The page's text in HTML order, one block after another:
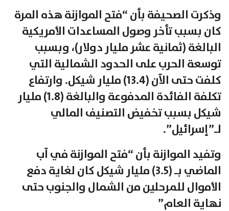
وذكرت الصحيفة بأن “فتح الموازنة هذه المرة
كان بسبب تأخر وصول المساعدات الأمريكية
البالغة (ثمانية عشر مليار دولار)، وبسبب
توسعة الحرب على الحدود الشمالية التي
كلفت حتى الآن (13.4) مليار شيكل. وارتفاع
تكلفة الفائدة المدفوعة والبالغة (1.8) مليار
شيكل بسبب تخفيض التصنيف المالي
لـ”إسرائيل”.
وتفيد الموازنة بأن “فتح الموازنة في آب
الماضي بـ (3.5) مليار شيكل كان لغاية دفع
الأموال للمرحلين من الشمال والجنوب حتى
نهاية العام”